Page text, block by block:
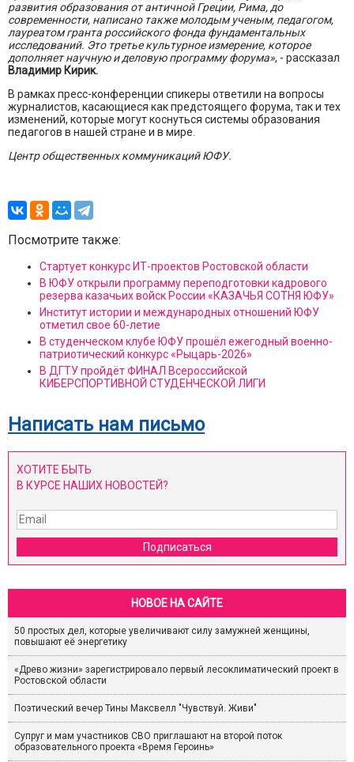
развития образования от античной Греции, Рима, до
современности, написано также молодым ученым, педагогом,
лауреатом гранта российского фонда фундаментальных
исследований. Это третье культурное измерение, которое
дополняет научную и деловую программу форума», - рассказал
Владимир Кирик.
В рамках пресс-конференции спикеры ответили на вопросы
журналистов, касающиеся как предстоящего форума, так и тех
изменений, которые могут коснуться системы образования
педагогов в нашей стране и в мире.
Центр общественных коммуникаций ЮФУ.
Посмотрите также:
Стартует конкурс ИТ-проектов Ростовской области
В ЮФУ открыли программу переподготовки кадрового
резерва казачьих войск России «КАЗАЧЬЯ СОТНЯ ЮФУ»
Институт истории и международных отношений ЮФУ
отметил свое 60-летие
В студенческом клубе ЮФУ прошёл ежегодный военно-
патриотический конкурс «Рыцарь-2026»
В ДГТУ пройдёт ФИНАЛ Всероссийской
КИБЕРСПОРТИВНОЙ СТУДЕНЧЕСКОЙ ЛИГИ
Написать нам письмо
ХОТИТЕ БЫТЬ
В КУРСЕ НАШИХ НОВОСТЕЙ?
Подписаться
НОВОЕ НА САЙТЕ
50 простых дел, которые увеличивают силу замужней женщины,
повышают её энергетику
«Древо жизни» зарегистрировало первый лесоклиматический проект в
Ростовской области
Поэтический вечер Тины Максвелл "Чувствуй. Живи"
Супруг и мам участников СВО приглашают на второй поток
образовательного проекта «Время Героинь»